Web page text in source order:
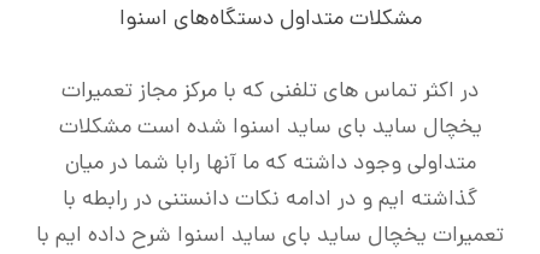
مشکلات متداول دستگاه‌های اسنوا
در اکثر تماس های تلفنی که با مرکز مجاز تعمیرات
یخچال ساید بای ساید اسنوا شده است مشکلات
متداولی وجود داشته که ما آنها رابا شما در میان
گذاشته ایم و در ادامه نکات دانستنی در رابطه با
تعمیرات یخچال ساید بای ساید اسنوا شرح داده ایم با